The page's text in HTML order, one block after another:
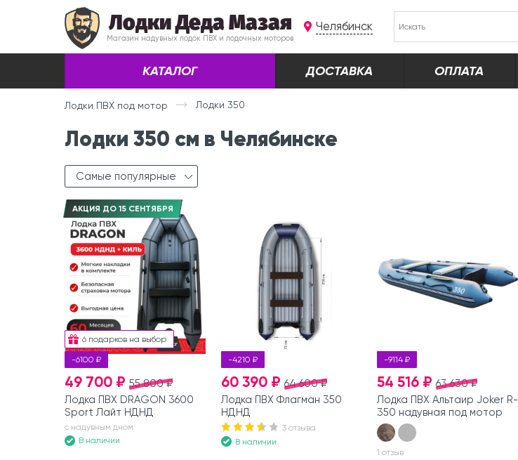
Лодки Деда Мазая
Магазин надувных лодок ПВХ и лодочных моторов
Челябинск
КАТАЛОГ ДОСТАВКА ОПЛАТА
Лодки ПВХ под мотор Лодки 350
Лодки 350 см в Челябинске
Самые популярные
6 подарков на выбор
-6100 ₽
АКЦИЯ ДО 15 СЕНТЯБРЯ
55 800 ₽
49 700 ₽
Лодка ПВХ DRAGON 3600
Sport Лайт НДНД
с надувным дном
В наличии
-4210 ₽
64 600 ₽
60 390 ₽
Лодка ПВХ Флагман 350
НДНД
3 отзыва
В наличии
-9114 ₽
63 630 ₽
54 516 ₽
Лодка ПВХ Альтаир Joker R-
350 надувная под мотор
1 отзыв